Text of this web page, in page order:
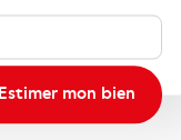
Estimer mon bien